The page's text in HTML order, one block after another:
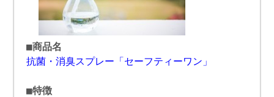
■商品名
抗菌・消臭スプレー「セーフティーワン」
■特徴